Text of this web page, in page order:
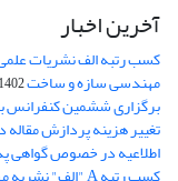
آخرین اخبار
کسب رتبه الف نشریات
مهندسی سازه و ساخت1402-06-17
برگزاری ششمین کنفرانس
تغییر هزینه پردازش
اطلاعیه در خصوص گواهی